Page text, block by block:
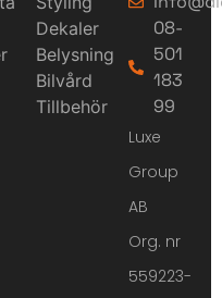
Dekaler
Belysning
Bilvård
Tillbehör
08-
501
183
99
Luxe
Group
AB
Org. nr
559223-